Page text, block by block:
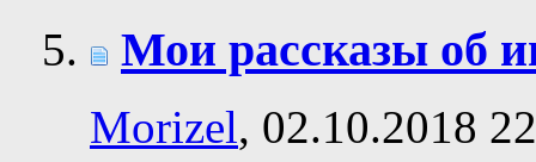
Мои рассказы об
Morizel, 02.10.2018